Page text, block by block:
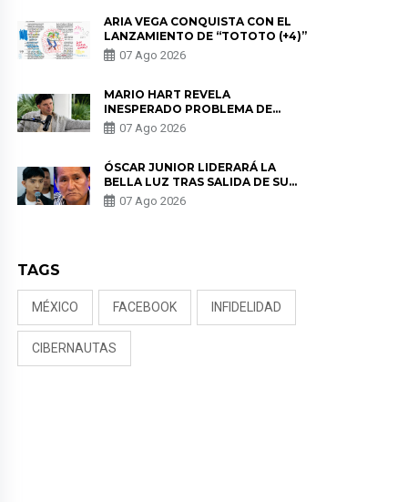
ARIA VEGA CONQUISTA CON EL
LANZAMIENTO DE “TOTOTO (+4)”
07 Ago 2026
MARIO HART REVELA
INESPERADO PROBLEMA DE
SALUD ANTES DE SEPARARSE DE
KORINA: “ME ENCONTRARON UN
07 Ago 2026
ÓSCAR JUNIOR LIDERARÁ LA
BELLA LUZ TRAS SALIDA DE SU
PADRE POR POLÉMICA CON
NALDY SALDAÑA
07 Ago 2026
TAGS
MÉXICO FACEBOOK INFIDELIDAD
CIBERNAUTAS